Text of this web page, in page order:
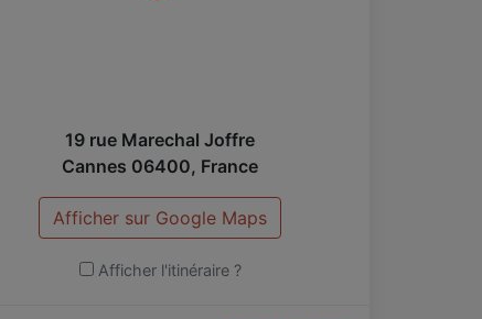
19 rue Marechal Joffre
Cannes 06400, France
Afficher sur Google Maps
Afficher l'itinéraire ?